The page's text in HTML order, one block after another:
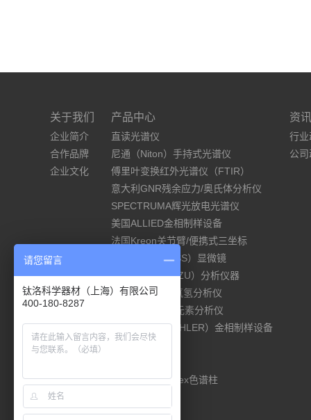
关于我们
企业简介
合作品牌
企业文化
产品中心
直读光谱仪
尼通（Niton）手持式光谱仪
傅里叶变换红外光谱仪（FTIR）
意大利GNR残余应力/奥氏体分析仪
SPECTRUMA辉光放电光谱仪
美国ALLIED金相制样设备
法国Kreon关节臂/便携式三坐标
德国蔡司（ZEISS）显微镜
岛津（SHIMADZU）分析仪器
ELTRA碳硫/氧氮氢分析仪
德国elementar元素分析仪
美国标乐（BUEHLER）金相制样设备
美国Phenomenex色谱柱
资
行业
公
请您留言
钛洛科学器材（上海）有限公司
400-180-8287